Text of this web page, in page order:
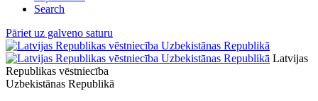
Search
Pāriet uz galveno saturu
Latvijas
Republikas vēstniecība
Uzbekistānas Republikā